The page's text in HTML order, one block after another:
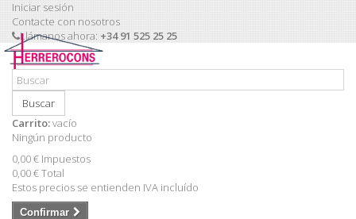
Iniciar sesión
Contacte con nosotros
Llámanos ahora: +34 91 525 25 25
Buscar
Carrito:vacío
Ningún producto
0,00 € Impuestos
0,00 €Total
Estos precios se entienden IVA incluído
Confirmar